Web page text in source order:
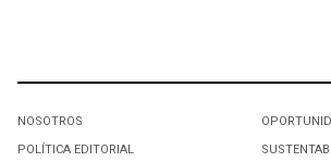
NOSOTROS
POLÍTICA EDITORIAL